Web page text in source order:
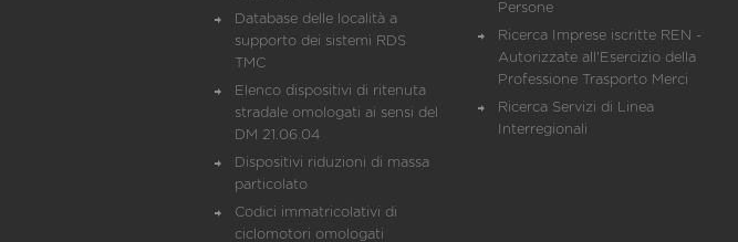
Database delle località a
supporto dei sistemi RDS
TMC
Elenco dispositivi di ritenuta
stradale omologati ai sensi del
DM 21.06.04
Dispositivi riduzioni di massa
particolato
Codici immatricolativi di
ciclomotori omologati
Persone
Ricerca Imprese iscritte REN -
Autorizzate all'Esercizio della
Professione Trasporto Merci
Ricerca Servizi di Linea
Interregionali